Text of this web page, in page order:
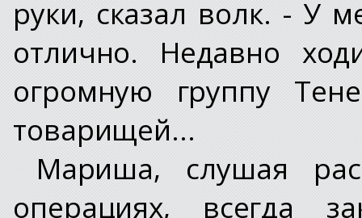
руки, сказал волк. - У
отлично. Недавно
огромную группу
товарищей...
Мариша, слушая
операциях, всегда